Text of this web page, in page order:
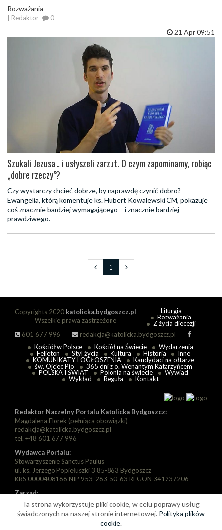
Rozważania
| Redaktor 0
21 Apr 09:51
Szukali Jezusa… i usłyszeli zarzut. O czym zapominamy, robiąc
„dobre rzeczy”?
Czy wystarczy chcieć dobrze, by naprawdę czynić dobro?
Ewangelia, którą komentuje ks. Hubert Kowalewski CM, pokazuje
coś znacznie bardziej wymagającego – i znacznie bardziej
prawdziwego.
1
Copyrights 2020 katolicka.bydgoszcz.pl
Wszelkie prawa zastrzeżone
601 677 996
redakcja@katolicka.bydgoszcz.pl
Liturgia
Rozważania
Z życia diecezji
Kościół w Polsce Kościół na Świecie
Wydarzenia
Felieton
Styl życia Kultura Historia
Inne
KOMUNIKATY I OGŁOSZENIA
Kandydaci na ołtarze
św. Ojciec Pio
365 dni z o. Wenantym Katarzyńcem
POLSKA I ŚWIAT
Polonia na świecie
Wywiad
Wykład
Reguła Kontakt
Redaktor Naczelny Portalu Katolicka Bydgoszcz:
Magdalena Florek (pełniąca obowiązki)
redakcja@katolicka.bydgoszcz.pl
tel. +48 601 677 996
Wydawca Portalu:
Stowarzyszenie Sanctus Paulus
ul. ks. Jerzego Popiełuszki 3 85-863 Bydgoszcz
KRS 0000408166 NIP 953-263-50-63 REGON 341237206
Zarząd:
Prezes: Piotr Florek
Wiceprezes: Paweł Szarapka
Wiceprezes: Michał Jędryka
Ta strona wykorzystuje pliki cookie, w celu poprawy usług
świadczonych na naszej stronie internetowej. Polityka plików
cookie.